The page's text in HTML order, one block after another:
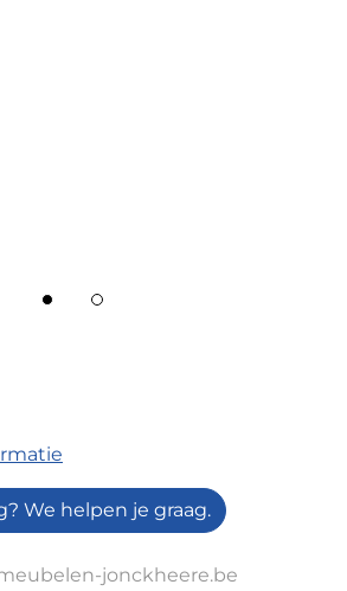
We helpen je graag.
jonckheere.be